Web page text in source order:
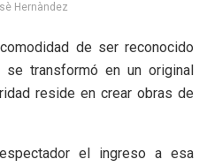
Hernàndez
de ser reconocido
transformó en un original
reside en crear obras de
el ingreso a esa